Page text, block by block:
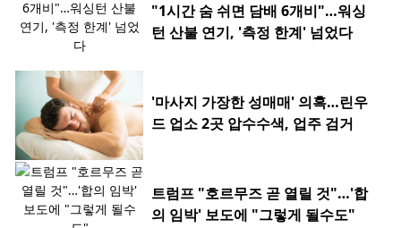
"1시간 숨 쉬면 담배 6개비"…워싱
턴 산불 연기, '측정 한계' 넘었다
'마사지 가장한 성매매' 의혹…린우
드 업소 2곳 압수수색, 업주 검거
트럼프 "호르무즈 곧 열릴 것"…'합
의 임박' 보도에 "그렇게 될수도"